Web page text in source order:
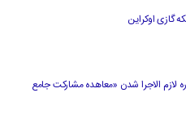
گازی اوکراین
لازم‌ الاجرا شدن «معاهده مشارکت جامع